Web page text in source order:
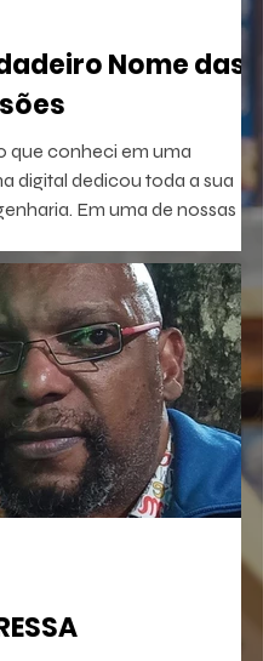
Nome das
que conheci em uma
digital dedicou toda a sua
Em uma de nossas
— Passei a vida
pontes.